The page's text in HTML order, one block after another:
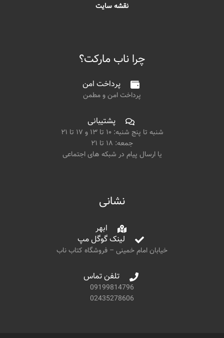
نقشه سایت
چرا ناب مارکت؟
پرداخت امن
پرداخت امن و مطمن
پشتیبانی
شنبه تا پنج شنبه: ۱۰ تا ۱۳ و ۱۷ تا ۲۱
جمعه: ۱۸ تا ۲۱
یا ارسال پیام در شبکه های اجتماعی
نشانی
ابهر
لینک گوگل مپ
خیابان امام خمینی – فروشگاه کتاب ناب
تلفن تماس
09199814796
02435278606